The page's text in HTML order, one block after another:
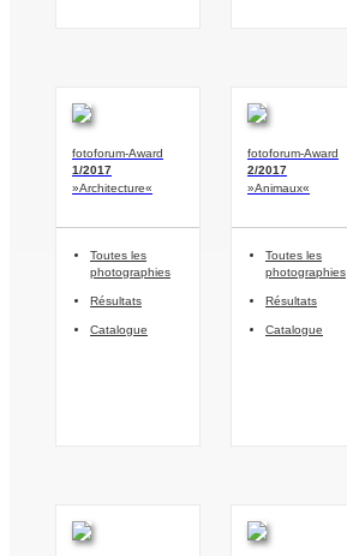
fotoforum-Award
1/2017
»Architecture«
Toutes les
photographies
Résultats
Catalogue
fotoforum-Award
2/2017
»Animaux«
Toutes les
photographies
Résultats
Catalogue